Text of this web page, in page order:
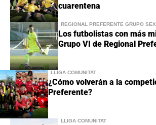
cuarentena
REGIONAL PREFERENTE GRUPO
Los futbolistas con más
Grupo VI de Regional
LLIGA COMUNITAT
¿Cómo volverán a la
Preferente?
LLIGA COMUNITAT